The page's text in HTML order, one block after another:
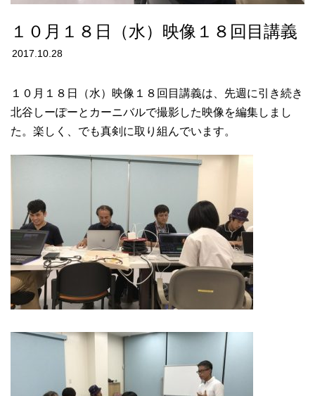
１０月１８日（水）映像１８回目講義
2017.10.28
１０月１８日（水）映像１８回目講義は、先週に引き続き
北谷しーぽーとカーニバルで撮影した映像を編集しまし
た。楽しく、でも真剣に取り組んでいます。